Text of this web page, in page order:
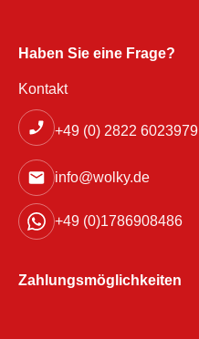
Haben Sie eine Frage?
Kontakt
+49 (0) 2822 6023979
info@wolky.de
+49 (0)1786908486
Zahlungsmöglichkeiten